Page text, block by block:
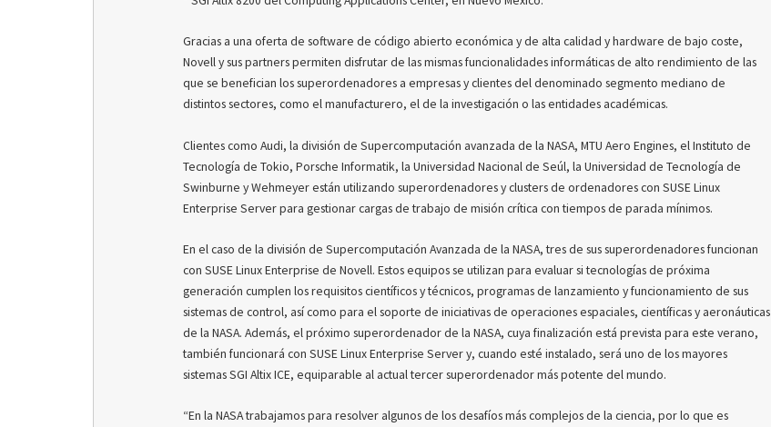
Gracias a una oferta de software de código abierto económica y de alta calidad y hardware de bajo coste,
Novell y sus partners permiten disfrutar de las mismas funcionalidades informáticas de alto rendimiento de las
que se benefician los superordenadores a empresas y clientes del denominado segmento mediano de
distintos sectores, como el manufacturero, el de la investigación o las entidades académicas.
Clientes como Audi, la división de Supercomputación avanzada de la NASA, MTU Aero Engines, el Instituto de
Tecnología de Tokio, Porsche Informatik, la Universidad Nacional de Seúl, la Universidad de Tecnología de
Swinburne y Wehmeyer están utilizando superordenadores y clusters de ordenadores con SUSE Linux
Enterprise Server para gestionar cargas de trabajo de misión crítica con tiempos de parada mínimos.
En el caso de la división de Supercomputación Avanzada de la NASA, tres de sus superordenadores funcionan
con SUSE Linux Enterprise de Novell. Estos equipos se utilizan para evaluar si tecnologías de próxima
generación cumplen los requisitos científicos y técnicos, programas de lanzamiento y funcionamiento de sus
sistemas de control, así como para el soporte de iniciativas de operaciones espaciales, científicas y aeronáuticas
de la NASA. Además, el próximo superordenador de la NASA, cuya finalización está prevista para este verano,
también funcionará con SUSE Linux Enterprise Server y, cuando esté instalado, será uno de los mayores
sistemas SGI Altix ICE, equiparable al actual tercer superordenador más potente del mundo.
“En la NASA trabajamos para resolver algunos de los desafíos más complejos de la ciencia, por lo que es